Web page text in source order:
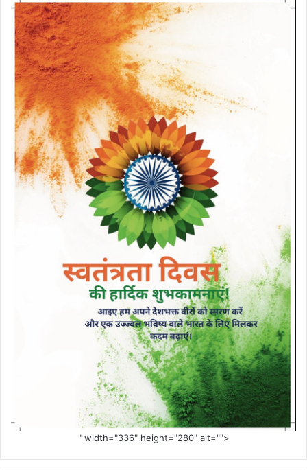
" width="336" height="280" alt="">